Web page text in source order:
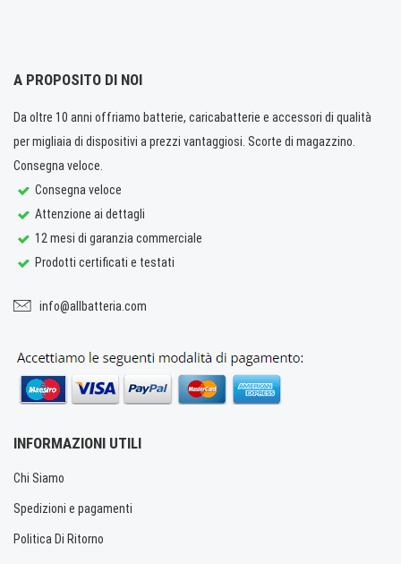
A PROPOSITO DI NOI
Da oltre 10 anni offriamo batterie, caricabatterie e accessori di qualità
per migliaia di dispositivi a prezzi vantaggiosi. Scorte di magazzino.
Consegna veloce.
Consegna veloce
Attenzione ai dettagli
12 mesi di garanzia commerciale
Prodotti certificati e testati
info@allbatteria.com
INFORMAZIONI UTILI
Chi Siamo
Spedizioni e pagamenti
Politica Di Ritorno